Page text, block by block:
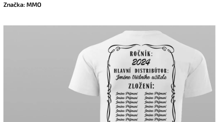
Značka:MMO